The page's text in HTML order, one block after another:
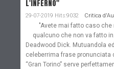
L'INFERNO"
29-07-2019 Hits:9032 Critica
"Avete mai fatto caso che
qualcuno che non va fatto
Deadwood Dick. Mutuandola
celeberrima frase pronunciata
“Gran Torino” serve